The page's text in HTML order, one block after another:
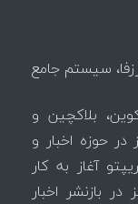
سیستم جامع
بلاکچین و
متمرکز در حوزه اخبار و
آغاز به کار
بازنشر اخبار